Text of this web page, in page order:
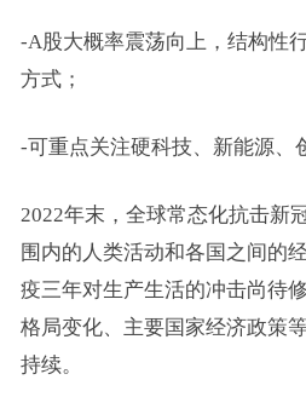
-A股大概率震荡向上，结构性
方式；
-可重点关注硬科技、 新能源、
2022年末，全球常态化抗击新
围内的人类活动和各国之间的
疫三年对生产生活的冲击尚待
格局变化、主要国家经济政策
持续。